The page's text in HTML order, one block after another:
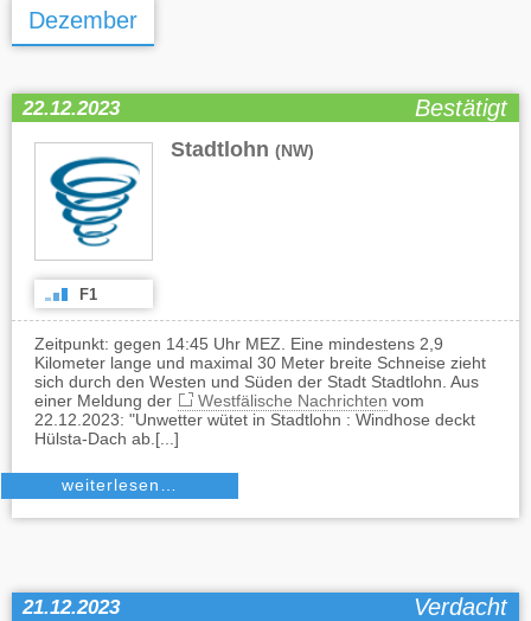
Dezember
22.12.2023 Bestätigt
Stadtlohn (NW)
F1
Zeitpunkt: gegen 14:45 Uhr MEZ. Eine mindestens 2,9
Kilometer lange und maximal 30 Meter breite Schneise zieht
sich durch den Westen und Süden der Stadt Stadtlohn. Aus
einer Meldung der
Westfälische Nachrichten vom
22.12.2023: "Unwetter wütet in Stadtlohn : Windhose deckt
Hülsta-Dach ab.[...]
weiterlesen…
21.12.2023 Verdacht